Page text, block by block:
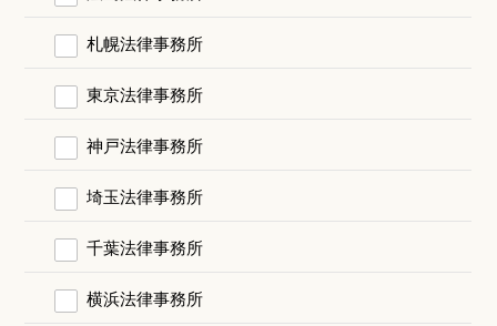
札幌法律事務所
東京法律事務所
神戸法律事務所
埼玉法律事務所
千葉法律事務所
横浜法律事務所